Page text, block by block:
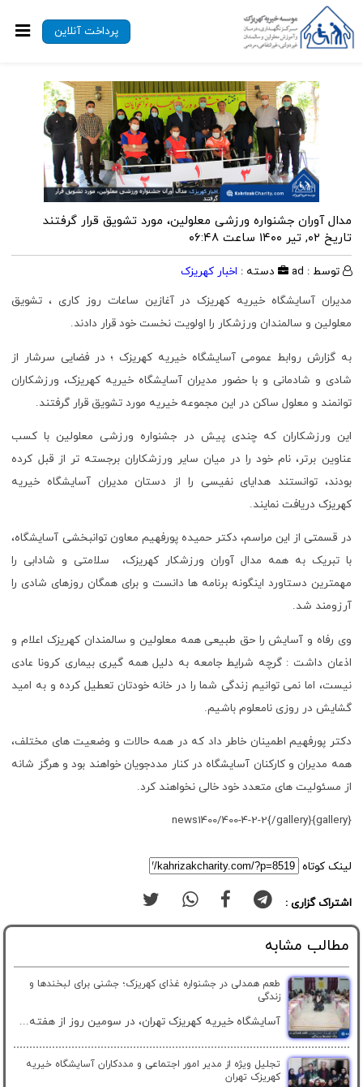
پرداخت آنلاین
مدال آوران جشنواره ورزشی معلولین، مورد تشویق قرار گرفتند
تاریخ ۰۲, تیر ۱۴۰۰ ساعت ۰۶:۴۸
توسط : ad دسته : اخبار کهریزک
مدیران آسایشگاه خیریه کهریزک در آغازین ساعات روز کاری ، تشویق
معلولین و سالمندان ورزشکار را اولویت نخست خود قرار دادند.
به گزارش روابط عمومی آسایشگاه خیریه کهریزک ؛ در فضایی سرشار از
شادی و شادمانی و با حضور مدیران آسایشگاه خیریه کهریزک، ورزشکاران
توانمند و معلول ساکن در این مجموعه خیریه مورد تشویق قرار گرفتند.
این ورزشکاران که چندی پیش در جشنواره ورزشی معلولین با کسب
عناوین برتر، نام خود را در میان سایر ورزشکاران برجسته تر از قبل کرده
بودند، توانستند هدایای نفیسی را از دستان مدیران آسایشگاه خیریه
کهریزک دریافت نمایند.
در قسمتی از این مراسم، دکتر حمیده پورفهیم معاون توانبخشی آسایشگاه،
با تبریک به همه مدال آوران ورزشکار کهریزک، سلامتی و شادابی را
مهمترین دستاورد اینگونه برنامه ها دانست و برای همگان روزهای شادی را
آرزومند شد.
وی رفاه و آسایش را حق طبیعی همه معلولین و سالمندان کهریزک اعلام و
اذعان داشت : گرچه شرایط جامعه به دلیل همه گیری بیماری کرونا عادی
نیست، اما نمی توانیم زندگی شما را در خانه خودتان تعطیل کرده و به امید
گشایش در روزی نامعلوم باشیم.
دکتر پورفهیم اطمینان خاطر داد که در همه حالات و وضعیت های مختلف،
همه مدیران و کارکنان آسایشگاه در کنار مددجویان خواهند بود و هرگز شانه
از مسئولیت های متعدد خود خالی نخواهند کرد.
{gallery}news1400/400-4-2-2{/gallery}
لینک کوتاه
اشتراک گزاری :
مطالب مشابه
طعم همدلی در جشنواره غذای کهریزک؛ جشنی برای لبخندها و
زندگی
آسایشگاه خیریه کهریزک تهران، در سومین روز از هفته...
تجلیل ویژه از مدیر امور اجتماعی و مددکاران آسایشگاه خیریه
کهریزک تهران